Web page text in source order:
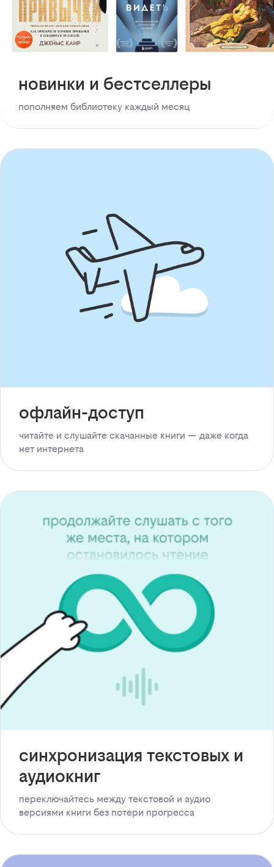
новинки и бестселлеры
пополняем библиотеку каждый месяц
офлайн-доступ
читайте и слушайте скачанные книги — даже когда
нет интернета
синхронизация текстовых и
аудиокниг
переключайтесь между текстовой и аудио
версиями книги без потери прогресса